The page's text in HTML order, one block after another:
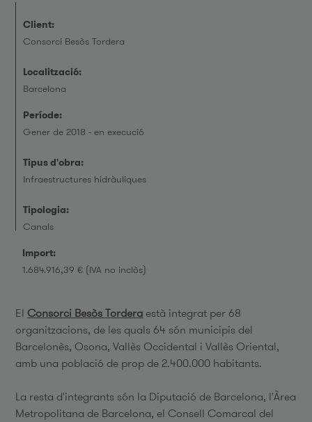
Client:
Consorci Besòs Tordera
Localització:
Barcelona
Període:
Gener de 2018 - en execució
Tipus d'obra:
Infraestructures hidràuliques
Tipologia:
Canals
Import:
1.684.916,39 € (IVA no inclòs)
El Consorci Besòs Tordera està integrat per 68
organitzacions, de les quals 64 són municipis del
Barcelonès, Osona, Vallès Occidental i Vallès Oriental,
amb una població de prop de 2.400.000 habitants.
La resta d'integrants són la Diputació de Barcelona, ​​l'Àrea
Metropolitana de Barcelona, ​​el Consell Comarcal del